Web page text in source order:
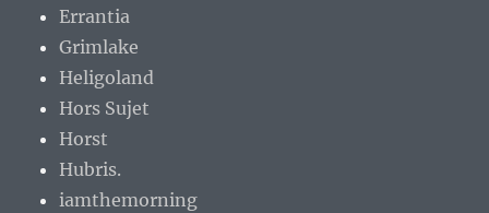
Errantia
Grimlake
Heligoland
Hors Sujet
Horst
Hubris.
iamthemorning